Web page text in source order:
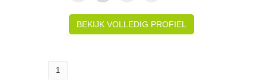
BEKIJK VOLLEDIG PROFIEL
1